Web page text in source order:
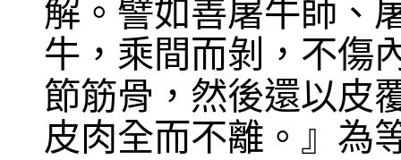
解。譬如善屠牛師、
牛，乘間而剝，不傷
節筋骨，然後還以皮
皮肉全而不離。』為